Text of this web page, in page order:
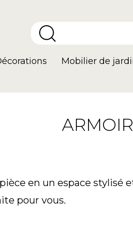
Mobilier de
en un espace stylisé
pour vous.